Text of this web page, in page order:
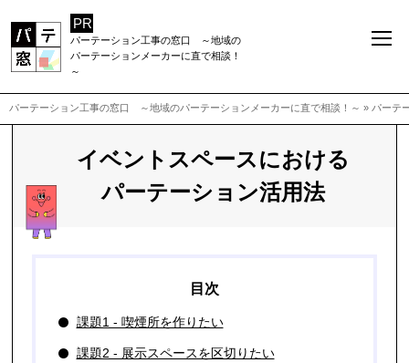
パーテーション工事の窓口 ～地域の
パーテーションメーカーに直で相談！
～
パーテーション工事の窓口 ～地域のパーテーションメーカーに直で相談！～ » パーテ
イベントスペースにおける
パーテーション活用法
課題1 - 喫煙所を作りたい
課題2 - 展示スペースを区切りたい